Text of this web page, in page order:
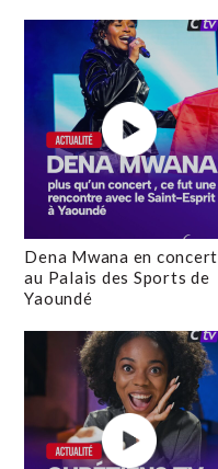
Dena Mwana en concert
au Palais des Sports de
Yaoundé